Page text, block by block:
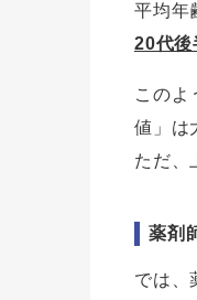
平均年
20代後
このよ
値」は
ただ、
薬剤
では、